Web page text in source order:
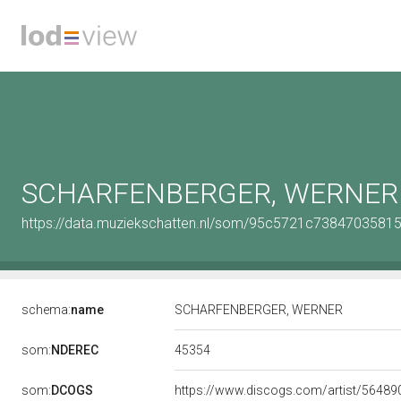
SCHARFENBERGER, WERNER
https://data.muziekschatten.nl/som/
schema:name SCHARFENBERGER, WERNER
som:NDEREC 45354
som:DCOGS https://www.discogs.com/artist/